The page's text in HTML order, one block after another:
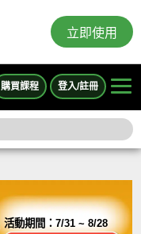
立即使用
購買課程 登入/註冊
活動期間：7/31 ~ 8/28